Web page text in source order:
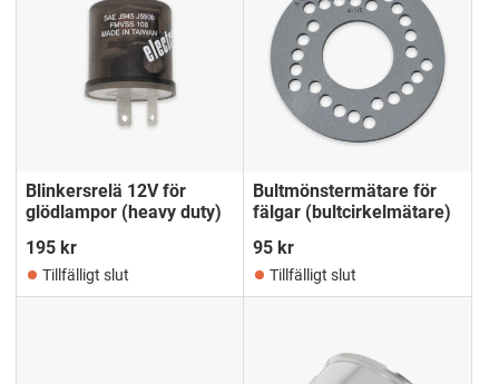
Blinkersrelä 12V för
glödlampor (heavy duty)
195 kr
Tillfälligt slut
Bultmönstermätare för
fälgar (bultcirkelmätare)
95 kr
Tillfälligt slut